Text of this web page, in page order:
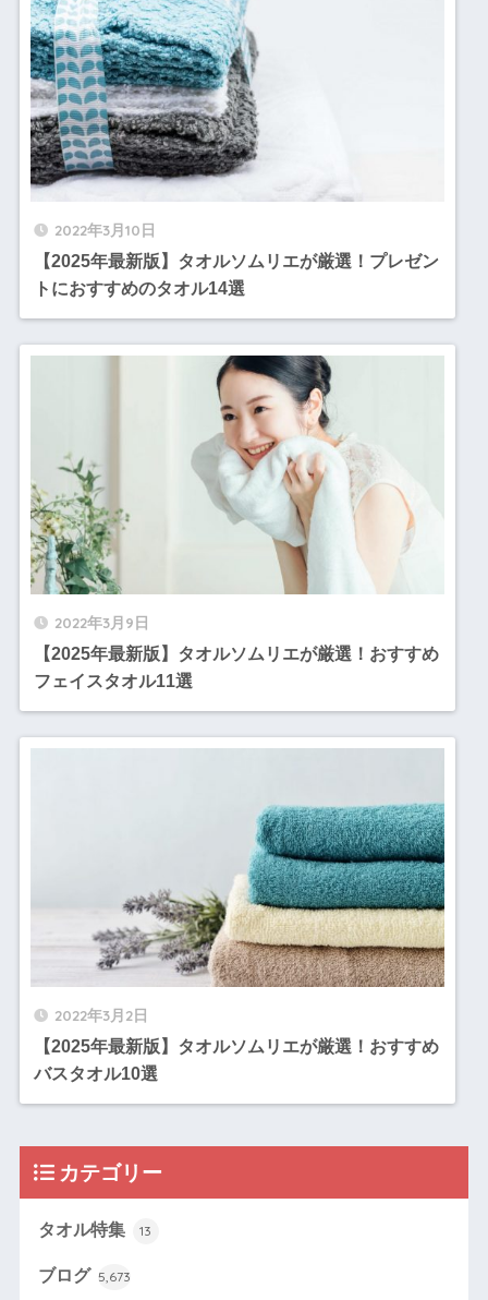
2022年3月10日
【2025年最新版】タオルソムリエが厳選！プレゼン
トにおすすめのタオル14選
2022年3月9日
【2025年最新版】タオルソムリエが厳選！おすすめ
フェイスタオル11選
2022年3月2日
【2025年最新版】タオルソムリエが厳選！おすすめ
バスタオル10選
カテゴリー
タオル特集 13
ブログ 5,673